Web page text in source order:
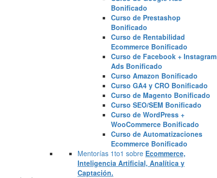
Bonificado
Curso de Prestashop
Bonificado
Curso de Rentabilidad
Ecommerce Bonificado
Curso de Facebook + Instagram
Ads Bonificado
Curso Amazon Bonificado
Curso GA4 y CRO Bonificado
Curso de Magento Bonificado
Curso SEO/SEM Bonificado
Curso de WordPress +
WooCommerce Bonificado
Curso de Automatizaciones
Ecommerce Bonificado
Mentorías 1to1 sobre Ecommerce,
Inteligencia Artificial, Analítica y
Captación.